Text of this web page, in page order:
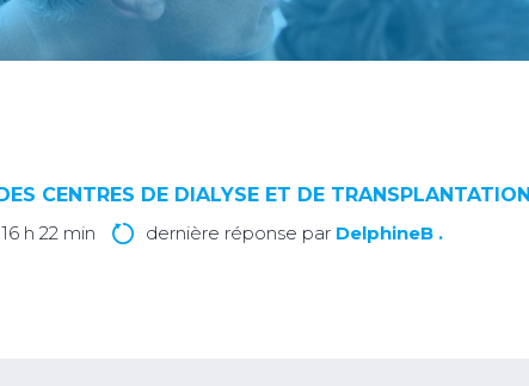
CENTRES DE DIALYSE ET DE TRANSPLANTATION
h 22 min dernière réponse par DelphineB .